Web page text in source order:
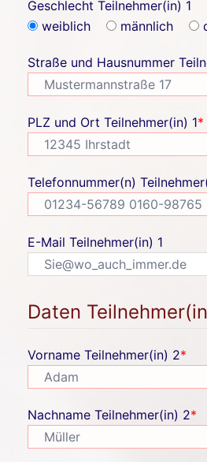
Geschlecht Teilnehmer(in) 1
weiblich
männlich
Straße und Hausnummer
PLZ und Ort Teilnehmer(in) 1*
Telefonnummer(n)
E-Mail Teilnehmer(in) 1
Daten
Vorname Teilnehmer(in) 2*
Nachname Teilnehmer(in) 2*